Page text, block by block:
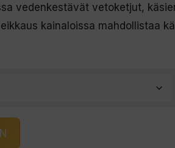
vedenkestävät vetoketjut,
kainaloissa mahdollistaa